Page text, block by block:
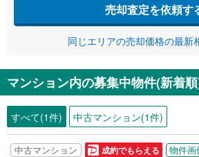
売却査定を依頼す
同じエリアの売却価格の最新
マンション内の募集中物件(新着
すべて(1件) 中古マンション(1件)
中古マンション 成約でもらえる 物件画